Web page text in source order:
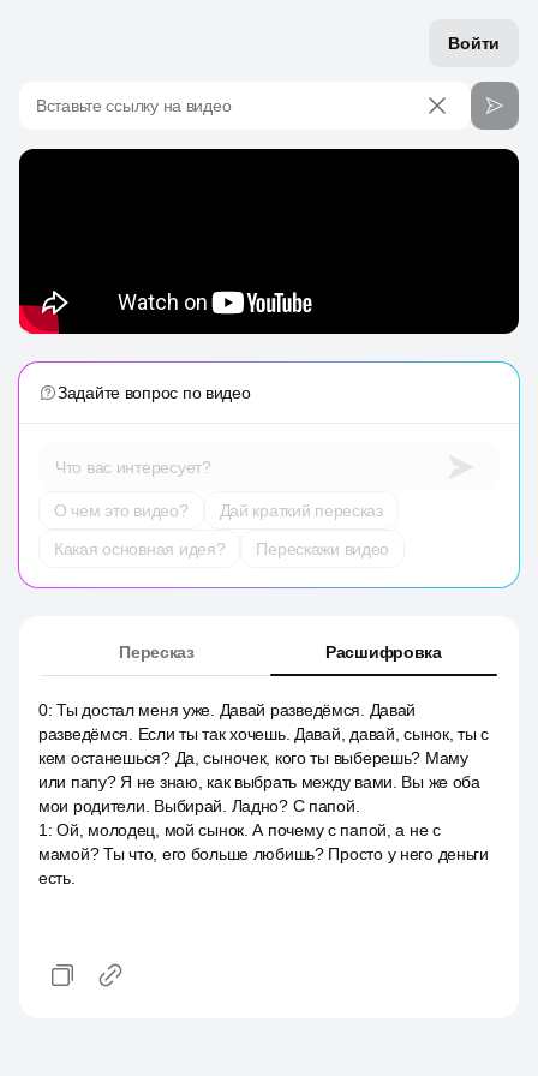
Войти
Вставьте ссылку на видео
Задайте вопрос по видео
Что вас интересует?
О чем это видео?
Дай краткий пересказ
Какая основная идея?
Перескажи видео
Пересказ Расшифровка
0:Ты достал меня уже. Давай разведёмся. Давай
разведёмся. Если ты так хочешь. Давай, давай, сынок, ты с
кем останешься? Да, сыночек, кого ты выберешь? Маму
или папу? Я не знаю, как выбрать между вами. Вы же оба
мои родители. Выбирай. Ладно? С папой.
1 :Ой, молодец, мой сынок. А почему с папой, а не с
мамой? Ты что, его больше любишь? Просто у него деньги
есть.